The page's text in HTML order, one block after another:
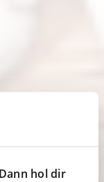
hol dir